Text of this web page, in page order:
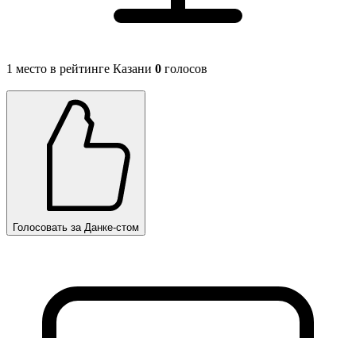
1 место в рейтинге Казани 0 голосов
Голосовать за Данке-стом